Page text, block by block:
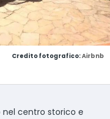
Credito fotografico:Airbnb
nel centro storico e